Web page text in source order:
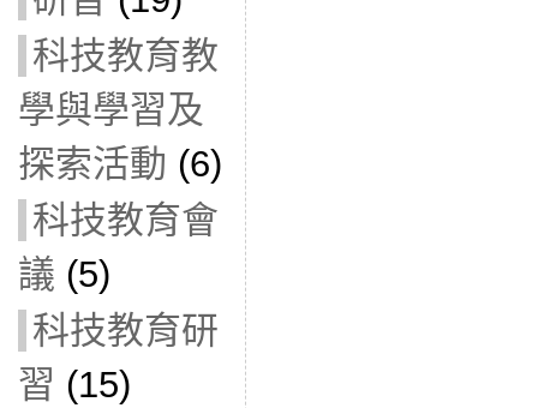
科技教育教
學與學習及
探索活動 (6)
科技教育會
議 (5)
科技教育研
習 (15)